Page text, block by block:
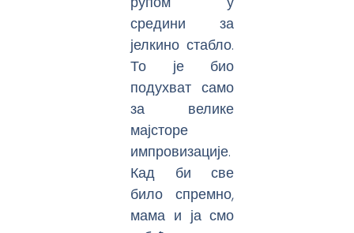
средини за
јелкино стабло.
То је био
подухват само
за велике
мајсторе
импровизације.
Кад би све
било спремно,
мама и ја смо